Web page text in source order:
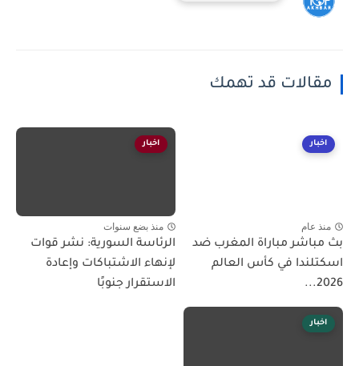
مقالات قد تهمك
اخبار
منذ عام
بث مباشر مباراة المغرب ضد
اسكتلندا في كأس العالم
2026...
اخبار
منذ بضع سنوات
الرئاسة السورية: نشر قوات
لإنهاء الاشتباكات وإعادة
الاستقرار جنوبًا
اخبار